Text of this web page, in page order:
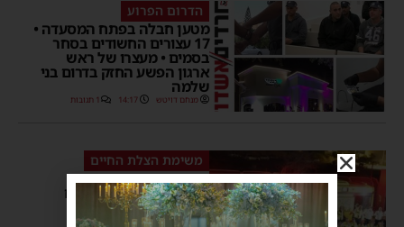
הדרום הפרוע
מטען חבלה בפתח המסעדה •
17 עצורים החשודים בסחר
בסמים • מעצרו של ראש
ארגון הפשע החזק בדרום בני
שלמה
מנחם דויטש 14:17 1 תגובות
משימת הצלת החיים
מעבים את מערך הסיוע
הרפואי של מגן דוד אדום
בדרום הארץ
משה קאהן 14:50